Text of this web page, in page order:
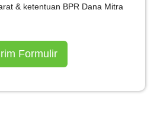
& ketentuan BPR Dana Mitra
Formulir